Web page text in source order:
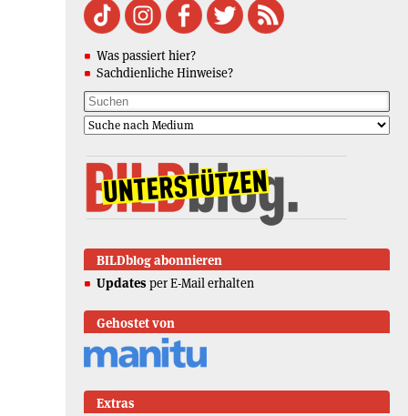
Was passiert hier?
Sachdienliche Hinweise?
BILDblog abonnieren
Updates per E-Mail erhalten
Gehostet von
Extras